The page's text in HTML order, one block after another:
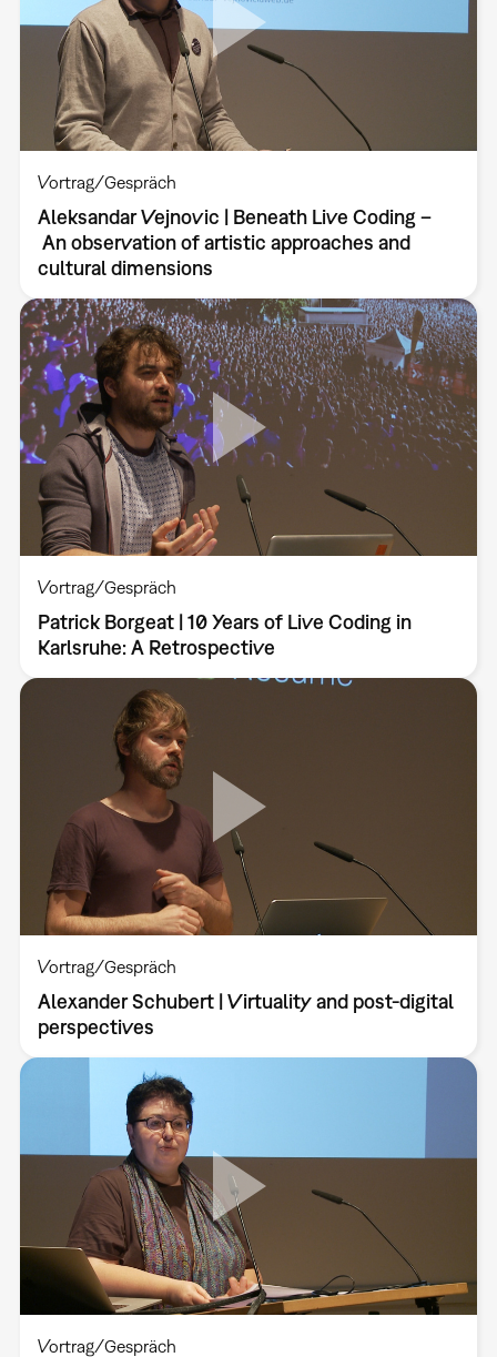
Vortrag/Gespräch
Aleksandar Vejnovic | Beneath Live Coding –
An observation of artistic approaches and
cultural dimensions
Vortrag/Gespräch
Patrick Borgeat | 10 Years of Live Coding in
Karlsruhe: A Retrospective
Vortrag/Gespräch
Alexander Schubert | Virtuality and post-digital
perspectives
Vortrag/Gespräch